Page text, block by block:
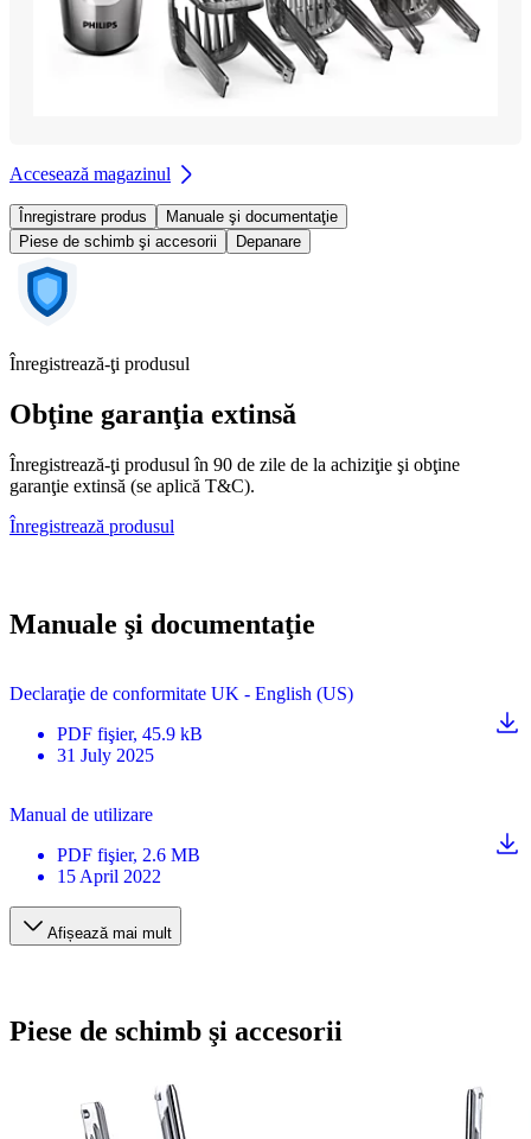
Accesează magazinul
Înregistrare produs
Manuale şi documentaţie
Piese de schimb şi accesorii
Depanare
Înregistrează-ţi produsul
Obţine garanţia extinsă
Înregistrează-ţi produsul în 90 de zile de la achiziţie şi obţine
garanţie extinsă (se aplică T&C).
Înregistrează produsul
Manuale şi documentaţie
Declaraţie de conformitate UK - English (US)
PDF fişier, 45.9 kB
31 July 2025
Manual de utilizare
PDF fişier, 2.6 MB
15 April 2022
Afișează mai mult
Piese de schimb şi accesorii